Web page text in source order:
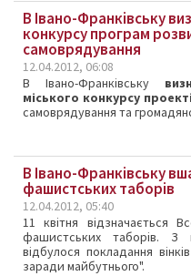
В Івано-Франківську
конкурсу програм
самоврядування
12.04.2012, 06:08
В Івано-Франківську
міського конкурсу
самоврядування та
В Івано-Франківську
фашистських таборів
12.04.2012, 05:40
11 квітня відзначається
фашистських таборів. З
відбулося покладання
заради майбутнього".